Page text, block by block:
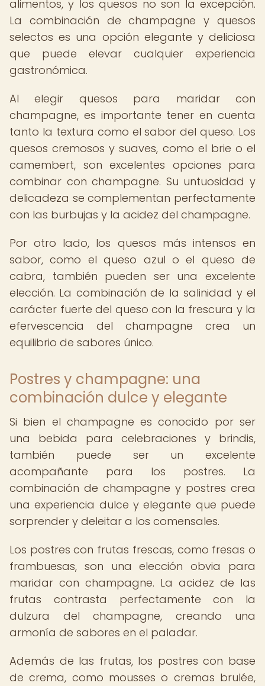
alimentos, y los quesos no son la excepción.
La combinación de champagne y quesos
selectos es una opción elegante y deliciosa
que puede elevar cualquier experiencia
gastronómica.
Al elegir quesos para maridar con
champagne, es importante tener en cuenta
tanto la textura como el sabor del queso. Los
quesos cremosos y suaves, como el brie o el
camembert, son excelentes opciones para
combinar con champagne. Su untuosidad y
delicadeza se complementan perfectamente
con las burbujas y la acidez del champagne.
Por otro lado, los quesos más intensos en
sabor, como el queso azul o el queso de
cabra, también pueden ser una excelente
elección. La combinación de la salinidad y el
carácter fuerte del queso con la frescura y la
efervescencia del champagne crea un
equilibrio de sabores único.
Postres y champagne: una
combinación dulce y elegante
Si bien el champagne es conocido por ser
una bebida para celebraciones y brindis,
también puede ser un excelente
acompañante para los postres. La
combinación de champagne y postres crea
una experiencia dulce y elegante que puede
sorprender y deleitar a los comensales.
Los postres con frutas frescas, como fresas o
frambuesas, son una elección obvia para
maridar con champagne. La acidez de las
frutas contrasta perfectamente con la
dulzura del champagne, creando una
armonía de sabores en el paladar.
Además de las frutas, los postres con base
de crema, como mousses o cremas brulée,